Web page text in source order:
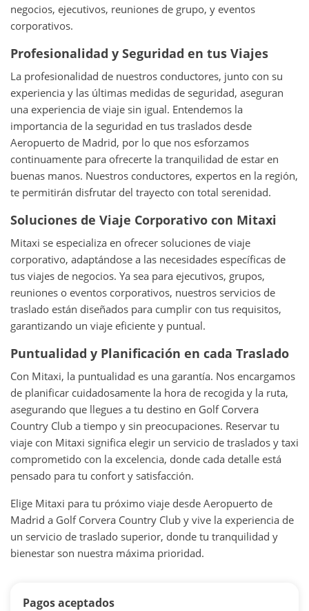
negocios, ejecutivos, reuniones de grupo, y eventos
corporativos.
Profesionalidad y Seguridad en tus Viajes
La profesionalidad de nuestros conductores, junto con su
experiencia y las últimas medidas de seguridad, aseguran
una experiencia de viaje sin igual. Entendemos la
importancia de la seguridad en tus traslados desde
Aeropuerto de Madrid, por lo que nos esforzamos
continuamente para ofrecerte la tranquilidad de estar en
buenas manos. Nuestros conductores, expertos en la región,
te permitirán disfrutar del trayecto con total serenidad.
Soluciones de Viaje Corporativo con Mitaxi
Mitaxi se especializa en ofrecer soluciones de viaje
corporativo, adaptándose a las necesidades específicas de
tus viajes de negocios. Ya sea para ejecutivos, grupos,
reuniones o eventos corporativos, nuestros servicios de
traslado están diseñados para cumplir con tus requisitos,
garantizando un viaje eficiente y puntual.
Puntualidad y Planificación en cada Traslado
Con Mitaxi, la puntualidad es una garantía. Nos encargamos
de planificar cuidadosamente la hora de recogida y la ruta,
asegurando que llegues a tu destino en Golf Corvera
Country Club a tiempo y sin preocupaciones. Reservar tu
viaje con Mitaxi significa elegir un servicio de traslados y taxi
comprometido con la excelencia, donde cada detalle está
pensado para tu confort y satisfacción.
Elige Mitaxi para tu próximo viaje desde Aeropuerto de
Madrid a Golf Corvera Country Club y vive la experiencia de
un servicio de traslado superior, donde tu tranquilidad y
bienestar son nuestra máxima prioridad.
Pagos aceptados